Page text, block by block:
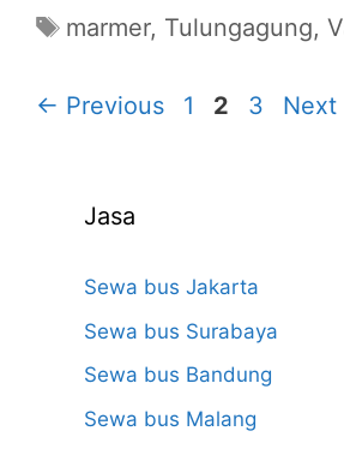
Tags
marmer, Tulungagung,
← Previous Page
1 Page
2 Page
3 Next
Jasa
Sewa bus Jakarta
Sewa bus Surabaya
Sewa bus Bandung
Sewa bus Malang